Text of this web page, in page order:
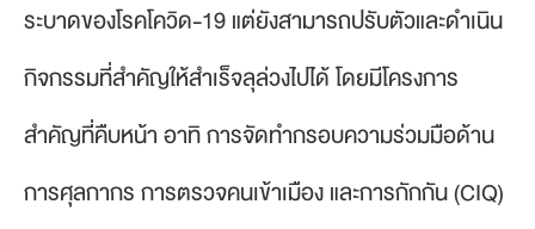
ระบาดของโรคโควิด-19 แต่ยังสามารถปรับตัวและดำเนิน
กิจกรรมที่สำคัญให้สำเร็จลุล่วงไปได้ โดยมีโครงการ
สำคัญที่คืบหน้า อาทิ การจัดทำกรอบความร่วมมือด้าน
การศุลกากร การตรวจคนเข้าเมือง และการกักกัน (CIQ)